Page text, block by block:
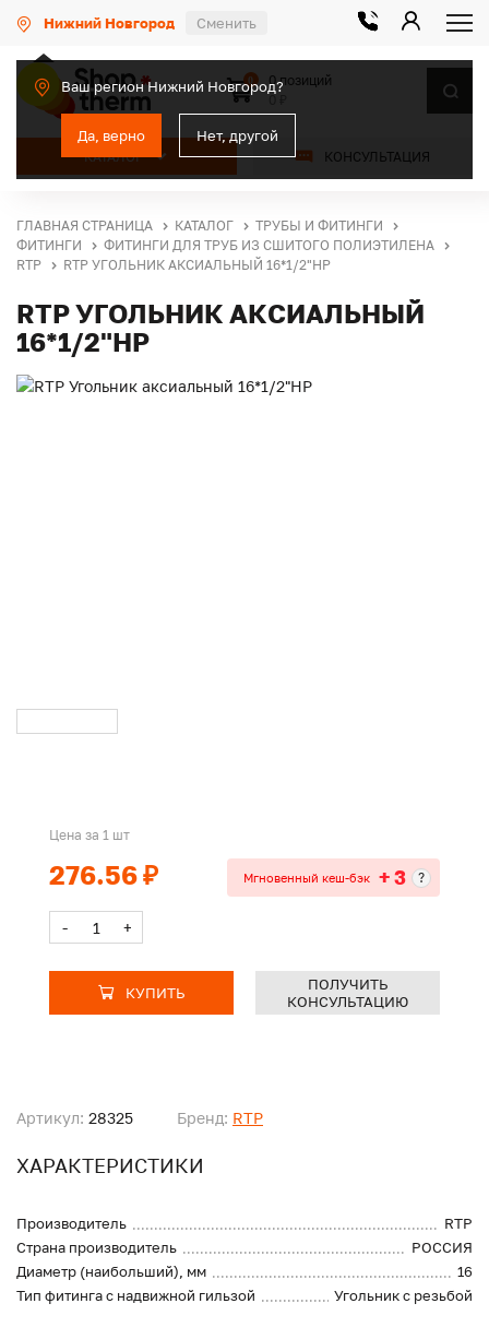
Нижний Новгород Сменить
Ваш регион Нижний Новгород?
Да, верно Нет, другой
КАТАЛОГ КОНСУЛЬТАЦИЯ
0
0 позиций
ГЛАВНАЯ СТРАНИЦА КАТАЛОГ
ТРУБЫ И ФИТИНГИ
ФИТИНГИ
ФИТИНГИ ДЛЯ ТРУБ ИЗ СШИТОГО ПОЛИЭТИЛЕНА
RTP
RTP УГОЛЬНИК АКСИАЛЬНЫЙ 16*1/2"НР
RTP УГОЛЬНИК АКСИАЛЬНЫЙ
16*1/2"НР
Артикул: 28325 Бренд: RTP
ХАРАКТЕРИСТИКИ
Производитель
RTP
Страна производитель
РОССИЯ
Диаметр (наибольший), мм
16
Тип фитинга с надвижной гильзой
Угольник с резьбой
Цена за 1 шт
276.56 ₽ Мгновенный кеш-бэк + 3 ?
- +
КУПИТЬ
ПОЛУЧИТЬ
КОНСУЛЬТАЦИЮ